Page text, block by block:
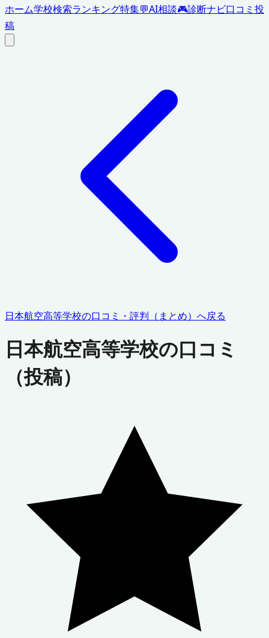
ホーム学校検索ランキング特集💬AI相談🎮診断ナビ口コミ投
稿
日本航空高等学校の口コミ・評判（まとめ）へ戻る
日本航空高等学校の口コミ
（投稿）